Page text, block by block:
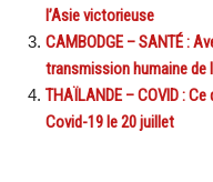
l’Asie victorieuse
CAMBODGE – SANTÉ :
transmission humaine de
THAÏLANDE – COVID :
Covid-19 le 20 juillet